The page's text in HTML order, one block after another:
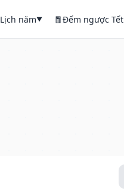
Lịch năm▼ 🧧Đếm ngược Tết